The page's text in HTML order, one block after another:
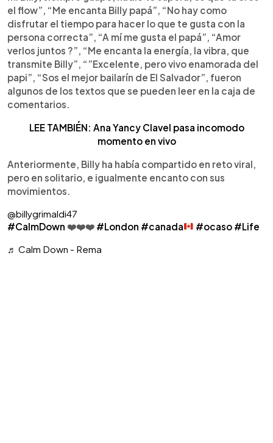
el flow”, “Me encanta Billy papá”, “No hay como
disfrutar el tiempo para hacer lo que te gusta con la
persona correcta”, “A mí me gusta el papá”, “Amor
verlos juntos ?”, “Me encanta la energía, la vibra, que
transmite Billy”, “”Excelente, pero vivo enamorada del
papi”, “Sos el mejor bailarín de El Salvador”, fueron
algunos de los textos que se pueden leer en la caja de
comentarios.
LEE TAMBIÉN: Ana Yancy Clavel pasa incomodo
momento en vivo
Anteriormente, Billy ha había compartido en reto viral,
pero en solitario, e igualmente encanto con sus
movimientos.
@billygrimaldi47
#CalmDown ❤️❤️❤️ #London #canada #ocaso #Life
♬ Calm Down - Rema